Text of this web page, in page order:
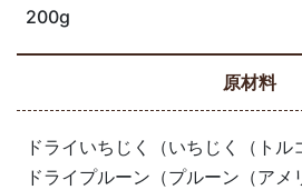
200g
原材料
ドライいちじく（いちじく（トル
ドライプルーン（プルーン（ア